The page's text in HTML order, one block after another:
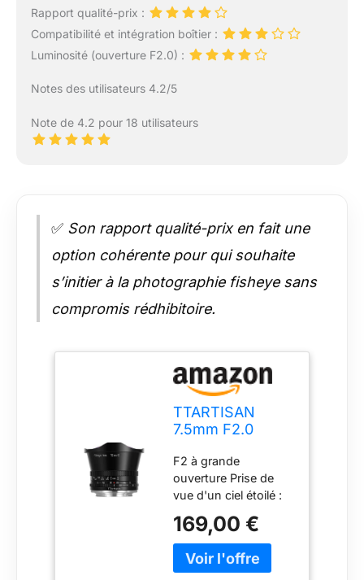
Rapport qualité-prix :
Compatibilité et intégration boîtier :
Luminosité (ouverture F2.0) :
Notes des utilisateurs 4.2/5
Note de 4.2 pour 18 utilisateurs
✅ Son rapport qualité-prix en fait une
option cohérente pour qui souhaite
s’initier à la photographie fisheye sans
compromis rédhibitoire.
TTARTISAN
7.5mm F2.0
Fisheye Mise au
Point Manuelle
pour Monture
Sony E (sans
Filtre ND)
F2 à grande
ouverture Prise de
vue d'un ciel étoilé :
objectif fisheye est
toujours associé à
une ouverture
169,00 €